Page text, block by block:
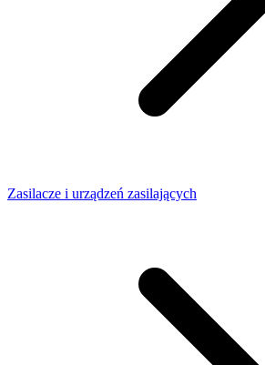
Zasilacze i urządzeń zasilających